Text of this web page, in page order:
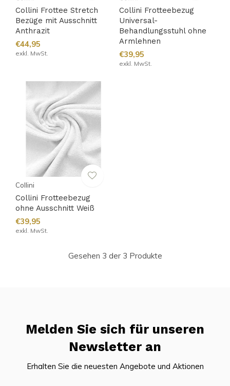
Collini Frottee Stretch
Bezüge mit Ausschnitt
Anthrazit
€44,95
exkl. MwSt.
Collini Frotteebezug
Universal-
Behandlungsstuhl ohne
Armlehnen
€39,95
exkl. MwSt.
Collini
Collini Frotteebezug
ohne Ausschnitt Weiß
€39,95
exkl. MwSt.
Gesehen 3 der 3 Produkte
Melden Sie sich für unseren
Newsletter an
Erhalten Sie die neuesten Angebote und Aktionen